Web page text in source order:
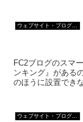
FC2ブログのスマ
ンキング』がある
のほうに設置でき
つからない。 パ
ウェブサイト・ブログ作成